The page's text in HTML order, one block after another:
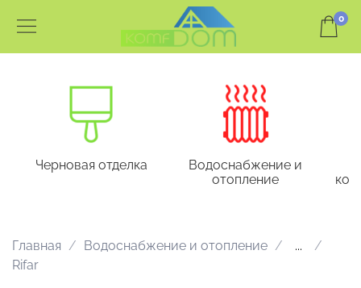
0
Черновая отделка
Водоснабжение и
отопление
Главная Водоснабжение и отопление
...
Rifar